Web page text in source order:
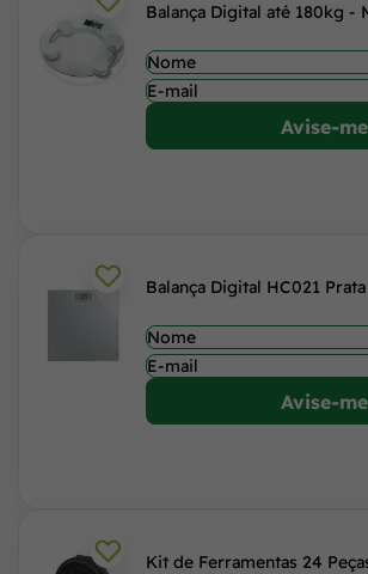
Balança Digital até 180kg -
Avise-me
Balança Digital HC021
Avise-me
Kit de Ferramentas 24